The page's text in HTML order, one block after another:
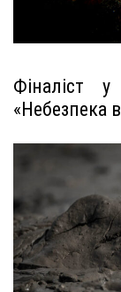
Фіналіст
«Небезпека